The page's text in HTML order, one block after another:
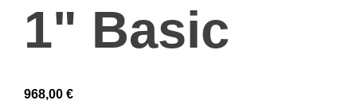
1" Basic
968,00 €